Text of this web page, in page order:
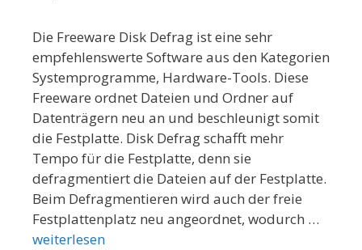
Die Freeware Disk Defrag ist eine sehr
empfehlenswerte Software aus den Kategorien
Systemprogramme, Hardware-Tools. Diese
Freeware ordnet Dateien und Ordner auf
Datenträgern neu an und beschleunigt somit
die Festplatte. Disk Defrag schafft mehr
Tempo für die Festplatte, denn sie
defragmentiert die Dateien auf der Festplatte.
Beim Defragmentieren wird auch der freie
Festplattenplatz neu angeordnet, wodurch …
weiterlesen